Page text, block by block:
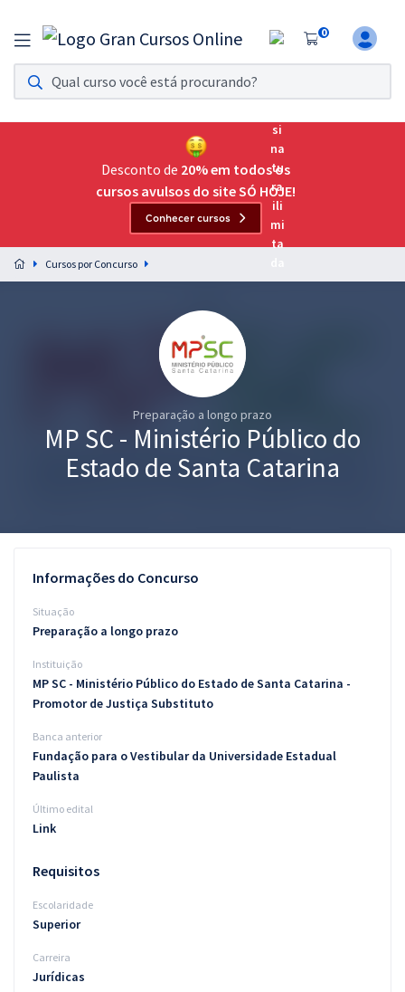
0
Assinatura Ilimitada 11
Acesso a todos os cursos. Teste grátis por 7 dias!
Assinatura OAB Até Passar
Acesso ilimitado a toda preparação para o Exame da
Preparação completa e intensiva para as principais
residências em saúde do Brasil
Graduação
Conteúdo gratuito
Blog
Aprovados
Atendimento
Desconto de 20% em todos os
cursos avulsos do site SÓ HOJE!
Conhecer cursos
Cursos por Concurso
Preparação a longo prazo
MP SC - Ministério Público do
Estado de Santa Catarina
Informações do Concurso
Situação
Preparação a longo prazo
Instituição
MP SC - Ministério Público do Estado de Santa Catarina -
Promotor de Justiça Substituto
Banca anterior
Fundação para o Vestibular da Universidade Estadual
Paulista
Último edital
Link
Requisitos
Escolaridade
Superior
Carreira
Jurídicas